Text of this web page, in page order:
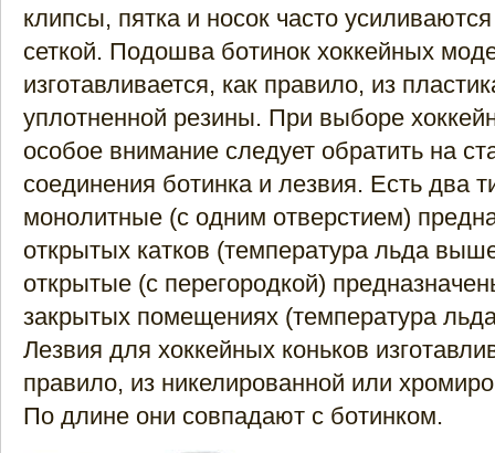
клипсы, пятка и носок часто
сеткой. Подошва ботинок хоккейных
изготавливается, как правило, из
уплотненной резины. При выборе
особое внимание следует обратить на
соединения ботинка и лезвия. Есть два
монолитные (с одним отверстием)
открытых катков (температура льда
открытые (с перегородкой)
закрытых помещениях (температура
Лезвия для хоккейных коньков
правило, из никелированной или
По длине они совпадают с ботинком.